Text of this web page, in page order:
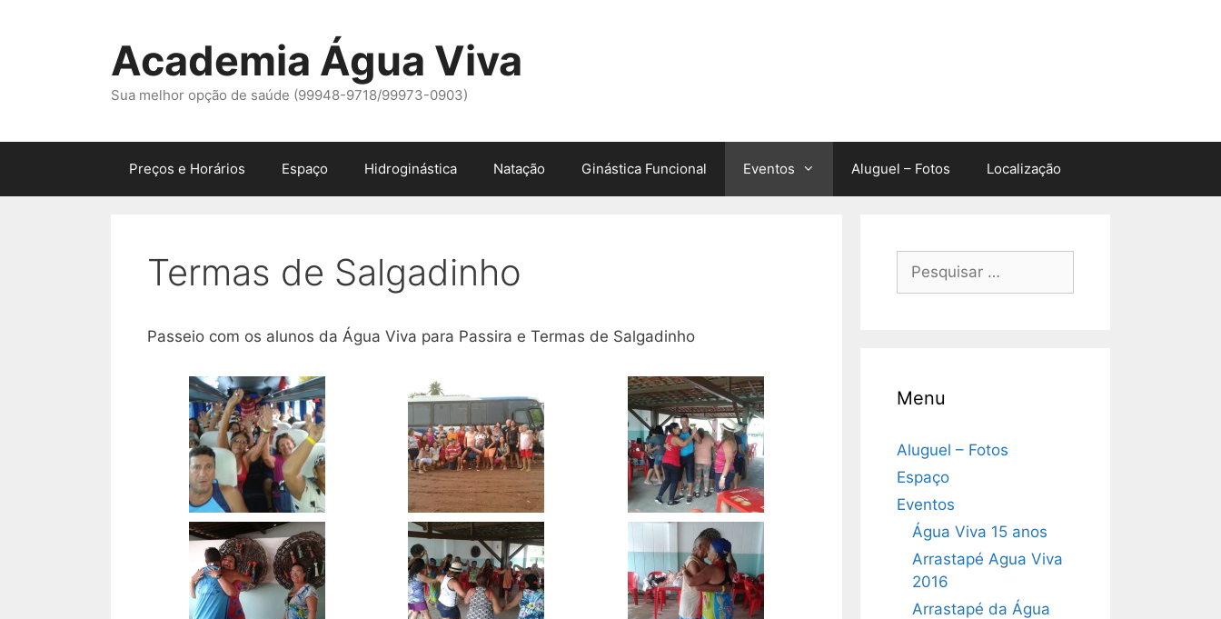
Academia Água Viva
Sua melhor opção de saúde (99948-9718/99973-0903)
Preços e Horários Espaço Hidroginástica Natação Ginástica Funcional Eventos Aluguel – Fotos Localização
Termas de Salgadinho
Passeio com os alunos da Água Viva para Passira e Termas de Salgadinho
Pesquisar
Menu
Aluguel – Fotos
Espaço
Eventos
Água Viva 15 anos
Arrastapé Agua Viva
2016
Arrastapé da Água